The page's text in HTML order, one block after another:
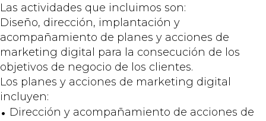
Las actividades que incluimos son:
Diseño, dirección, implantación y
acompañamiento de planes y acciones de
marketing digital para la consecución de los
objetivos de negocio de los clientes.
Los planes y acciones de marketing digital
incluyen:
Dirección y acompañamiento de acciones de